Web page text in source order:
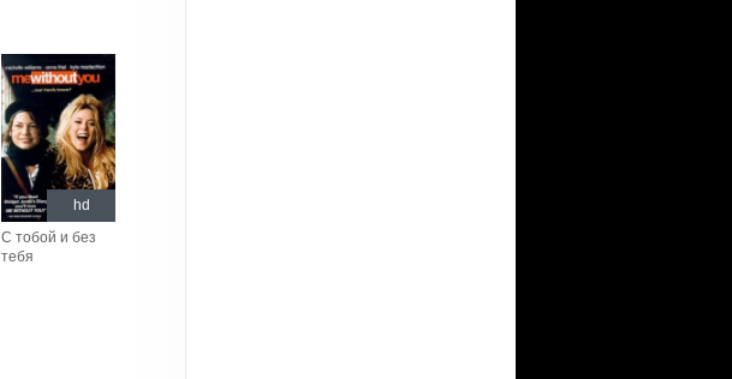
С тобой и без
тебя
hd